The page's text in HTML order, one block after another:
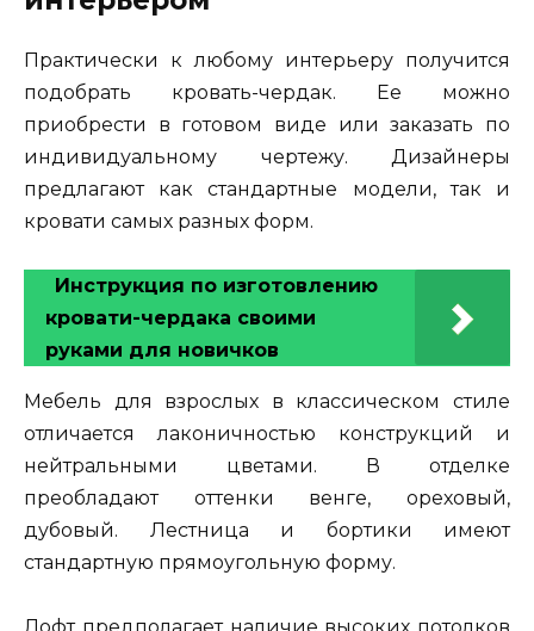
Практически к любому интерьеру получится
подобрать кровать-чердак. Ее можно
приобрести в готовом виде или заказать по
индивидуальному чертежу. Дизайнеры
предлагают как стандартные модели, так и
кровати самых разных форм.
Инструкция по изготовлению
кровати-чердака своими
руками для новичков
Мебель для взрослых в классическом стиле
отличается лаконичностью конструкций и
нейтральными цветами. В отделке
преобладают оттенки венге, ореховый,
дубовый. Лестница и бортики имеют
стандартную прямоугольную форму.